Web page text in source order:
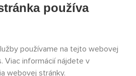
Kontakty
Facebook
používa
používame na tejto webovej
Viac informácií nájdete v
webovej stránky.